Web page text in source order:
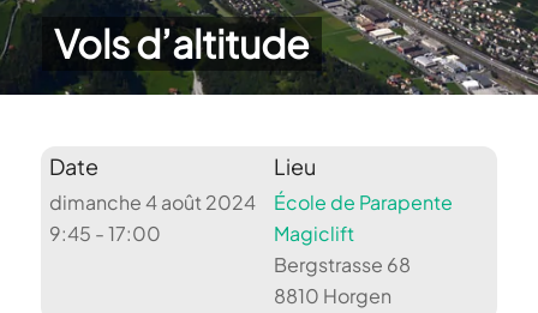
Vols d’altitude
Date
dimanche 4 août 2024
9:45 - 17:00
Lieu
École de Parapente
Magiclift
Bergstrasse 68
8810 Horgen